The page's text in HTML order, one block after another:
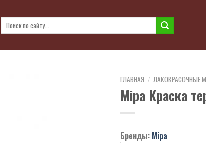
Искать:
ГЛАВНАЯ / ЛАКОКРАСОЧНЫЕ
Mipa Краска
Бренды: Mipa